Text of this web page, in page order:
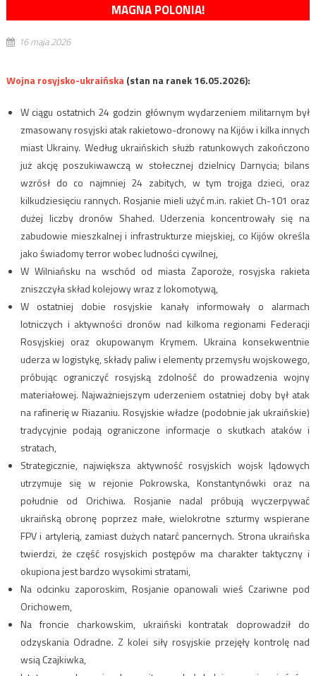
MAGNA POLONIA!
16 maja 2026
Wojna rosyjsko-ukraińska(stan na ranek 16.05.2026):
W ciągu ostatnich 24 godzin głównym wydarzeniem militarnym był
zmasowany rosyjski atak rakietowo-dronowy na Kijów i kilka innych
miast Ukrainy. Według ukraińskich służb ratunkowych zakończono
już akcję poszukiwawczą w stołecznej dzielnicy Darnycia; bilans
wzrósł do co najmniej 24 zabitych, w tym trojga dzieci, oraz
kilkudziesięciu rannych. Rosjanie mieli użyć m.in. rakiet Ch-101 oraz
dużej liczby dronów Shahed. Uderzenia koncentrowały się na
zabudowie mieszkalnej i infrastrukturze miejskiej, co Kijów określa
jako świadomy terror wobec ludności cywilnej,
W Wilniańsku na wschód od miasta Zaporoże, rosyjska rakieta
zniszczyła skład kolejowy wraz z lokomotywą,
W ostatniej dobie rosyjskie kanały informowały o alarmach
lotniczych i aktywności dronów nad kilkoma regionami Federacji
Rosyjskiej oraz okupowanym Krymem. Ukraina konsekwentnie
uderza w logistykę, składy paliw i elementy przemysłu wojskowego,
próbując ograniczyć rosyjską zdolność do prowadzenia wojny
materiałowej. Najważniejszym uderzeniem ostatniej doby był atak
na rafinerię w Riazaniu. Rosyjskie władze (podobnie jak ukraińskie)
tradycyjnie podają ograniczone informacje o skutkach ataków i
stratach,
Strategicznie, największa aktywność rosyjskich wojsk lądowych
utrzymuje się w rejonie Pokrowska, Konstantynówki oraz na
południe od Orichiwa. Rosjanie nadal próbują wyczerpywać
ukraińską obronę poprzez małe, wielokrotne szturmy wspierane
FPV i artylerią, zamiast dużych natarć pancernych. Strona ukraińska
twierdzi, że część rosyjskich postępów ma charakter taktyczny i
okupiona jest bardzo wysokimi stratami,
Na odcinku zaporoskim, Rosjanie opanowali wieś Czariwne pod
Orichowem,
Na froncie charkowskim, ukraiński kontratak doprowadził do
odzyskania Odradne. Z kolei siły rosyjskie przejęły kontrolę nad
wsią Czajkiwka,